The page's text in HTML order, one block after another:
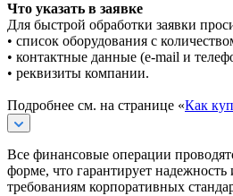
Что указать в заявке
Для быстрой обработки заявки
• список оборудования с
• контактные данные (e-mail и
• реквизиты компании.
Подробнее см. на странице «Как
Все финансовые операции
форме, что гарантирует надежность
требованиям корпоративных